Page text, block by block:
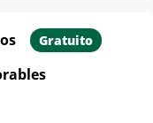
Gratuito